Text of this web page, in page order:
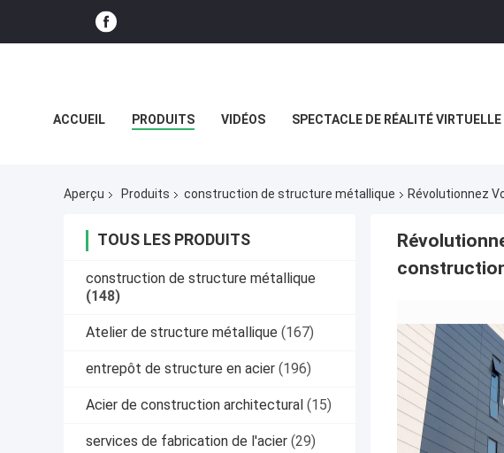
ACCUEIL PRODUITS VIDÉOS SPECTACLE DE RÉALITÉ VIRTUELLE
Aperçu Produits construction de structure métallique Révolutionnez
TOUS LES PRODUITS
construction de structure métallique
(148)
Atelier de structure métallique (167)
entrepôt de structure en acier (196)
Acier de construction architectural (15)
services de fabrication de l'acier (29)